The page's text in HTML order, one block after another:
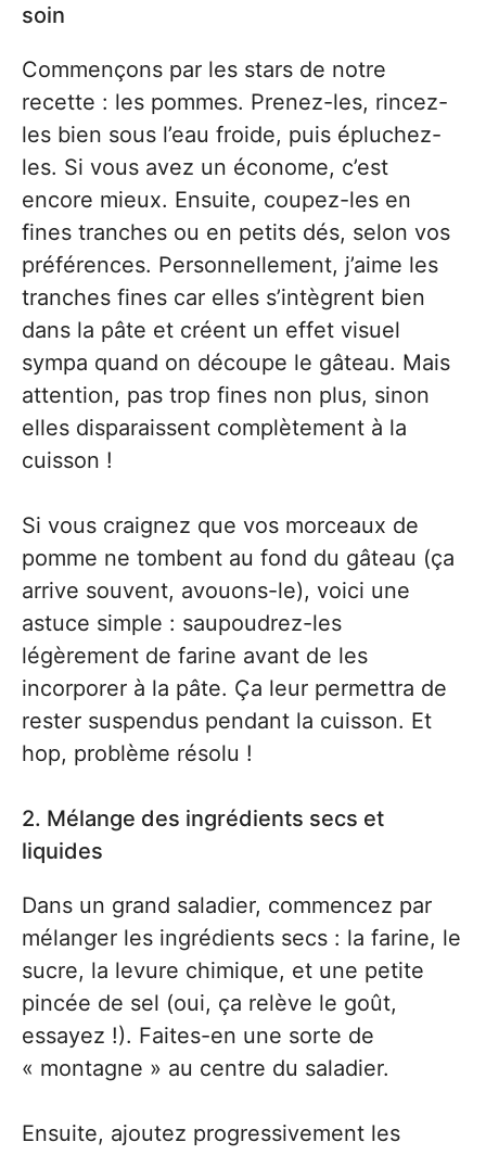
soin
Commençons par les stars de notre
recette : les pommes. Prenez-les, rincez-
les bien sous l’eau froide, puis épluchez-
les. Si vous avez un économe, c’est
encore mieux. Ensuite, coupez-les en
fines tranches ou en petits dés, selon vos
préférences. Personnellement, j’aime les
tranches fines car elles s’intègrent bien
dans la pâte et créent un effet visuel
sympa quand on découpe le gâteau. Mais
attention, pas trop fines non plus, sinon
elles disparaissent complètement à la
cuisson !
Si vous craignez que vos morceaux de
pomme ne tombent au fond du gâteau (ça
arrive souvent, avouons-le), voici une
astuce simple : saupoudrez-les
légèrement de farine avant de les
incorporer à la pâte. Ça leur permettra de
rester suspendus pendant la cuisson. Et
hop, problème résolu !
2. Mélange des ingrédients secs et
liquides
Dans un grand saladier, commencez par
mélanger les ingrédients secs : la farine, le
sucre, la levure chimique, et une petite
pincée de sel (oui, ça relève le goût,
essayez !). Faites-en une sorte de
« montagne » au centre du saladier.
Ensuite, ajoutez progressivement les